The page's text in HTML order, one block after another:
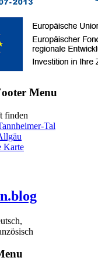
Menu
finden
Tal
Karte